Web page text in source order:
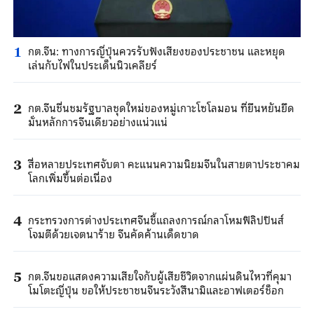
1 กต.จีน: ทางการญี่ปุ่นควรรับฟังเสียงของประชาชน และหยุด
เล่นกับไฟในประเด็นนิวเคลียร์
2 กต.จีนชื่นชมรัฐบาลชุดใหม่ของหมู่เกาะโซโลมอน ที่ยืนหยันยึด
มั่นหลักการจีนเดียวอย่างแน่วแน่
3 สื่อหลายประเทศจับตา คะแนนความนิยมจีนในสายตาประชาคม
โลกเพิ่มขึ้นต่อเนื่อง
4 กระทรวงการต่างประเทศจีนชี้แถลงการณ์กลาโหมฟิลิปปินส์
โจมตีด้วยเจตนาร้าย จีนคัดค้านเด็ดขาด
5 กต.จีนขอแสดงความเสียใจกับผู้เสียชีวิตจากแผ่นดินไหวที่คุมา
โมโตะญี่ปุ่น ขอให้ประชาชนจีนระวังสึนามิและอาฟเตอร์ช็อก